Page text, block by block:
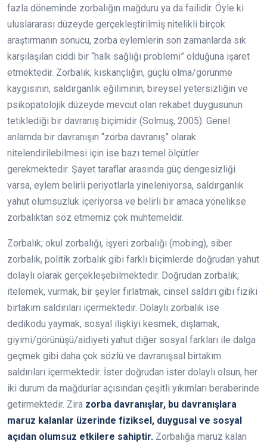
fazla döneminde zorbalığın mağduru ya da failidir. Öyle ki
uluslararası düzeyde gerçekleştirilmiş nitelikli birçok
araştırmanın sonucu, zorba eylemlerin son zamanlarda sık
karşılaşılan ciddi bir “halk sağlığı problemi” olduğuna işaret
etmektedir. Zorbalık; kıskançlığın, güçlü olma/görünme
kaygısının, saldırganlık eğiliminin, bireysel yetersizliğin ve
psikopatolojik düzeyde mevcut olan rekabet duygusunun
tetiklediği bir davranış biçimidir (Solmuş, 2005). Genel
anlamda bir davranışın “zorba davranış” olarak
nitelendirilebilmesi için ise bazı temel ölçütler
gerekmektedir. Şayet taraflar arasında güç dengesizliği
varsa, eylem belirli periyotlarla yineleniyorsa, saldırganlık
yahut olumsuzluk içeriyorsa ve belirli bir amaca yönelikse
zorbalıktan söz etmemiz çok muhtemeldir.
Zorbalık; okul zorbalığı, işyeri zorbalığı (mobing), siber
zorbalık, politik zorbalık gibi farklı biçimlerde doğrudan yahut
dolaylı olarak gerçekleşebilmektedir. Doğrudan zorbalık;
itelemek, vurmak, bir şeyler fırlatmak, cinsel saldırı gibi fiziki
birtakım saldırıları içermektedir. Dolaylı zorbalık ise
dedikodu yaymak, sosyal ilişkiyi kesmek, dışlamak,
giyimi/görünüşü/aidiyeti yahut diğer sosyal farkları ile dalga
geçmek gibi daha çok sözlü ve davranışsal birtakım
saldırıları içermektedir. İster doğrudan ister dolaylı olsun, her
iki durum da mağdurlar açısından çeşitli yıkımları beraberinde
getirmektedir. Zira zorba davranışlar, bu davranışlara
maruz kalanlar üzerinde fiziksel, duygusal ve sosyal
açıdan olumsuz etkilere sahiptir. Zorbalığa maruz kalan